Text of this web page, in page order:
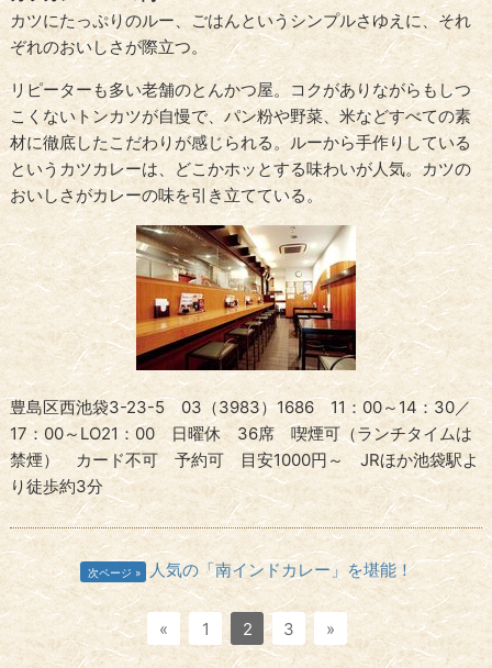
カツにたっぷりのルー、ごはんというシンプルさゆえに、それ
ぞれのおいしさが際立つ。
リピーターも多い老舗のとんかつ屋。コクがありながらもしつ
こくないトンカツが自慢で、パン粉や野菜、米などすべての素
材に徹底したこだわりが感じられる。ルーから手作りしている
というカツカレーは、どこかホッとする味わいが人気。カツの
おいしさがカレーの味を引き立てている。
豊島区西池袋3-23-5 03（3983）1686 11：00～14：30／
17：00～LO21：00 日曜休 36席 喫煙可（ランチタイムは
禁煙） カード不可 予約可 目安1000円～ JRほか池袋駅よ
り徒歩約3分
次ページ 人気の「南インドカレー」を堪能！
« 1 2 3 »